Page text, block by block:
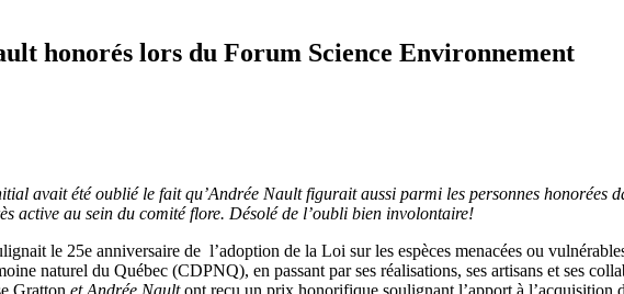
honorés lors du Forum Science Environnement
avait été oublié le fait qu’Andrée Nault figurait aussi parmi les personnes honorées
active au sein du comité flore. Désolé de l’oubli bien involontaire!
le 25e anniversaire de l’adoption de la Loi sur les espèces menacées ou
naturel du Québec (CDPNQ), en passant par ses réalisations, ses artisans et ses
Gratton et Andrée Naultont reçu un prix honorifique soulignant l’apport à l’acquisition